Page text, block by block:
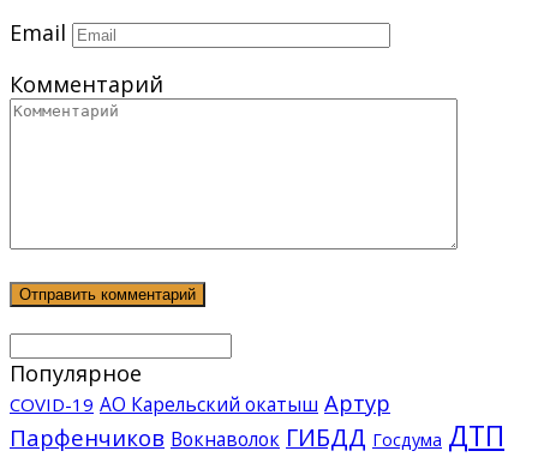
Email
Комментарий
Популярное
COVID-19 АО Карельский окатыш Артур
Парфенчиков Вокнаволок ГИБДД Госдума ДТП